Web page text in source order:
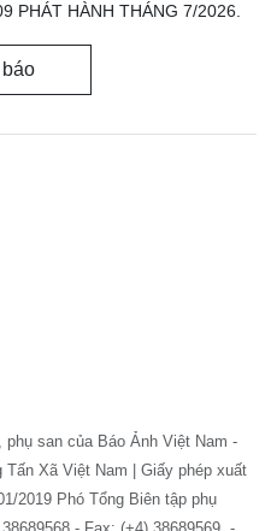
PHÁT HÀNH THÁNG 7/2026.
san của Báo Ảnh Việt Nam -
Xã Việt Nam | Giấy phép xuất
2019 Phó Tổng Biên tập phụ